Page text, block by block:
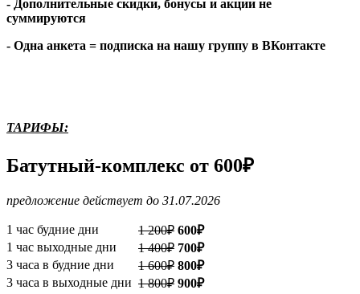
- Дополнительные скидки, бонусы и акции не
суммируются
- Одна анкета = подписка на нашу группу в ВКонтакте
ТАРИФЫ:
Батутный-комплекс от 600₽
предложение действует до 31.07.2026
1 час будние дни 1 200₽ 600₽
1 час выходные дни
1 400₽ 700₽
3 часа в будние дни
1 600₽ 800₽
3 часа в выходные дни 1 800₽ 900₽